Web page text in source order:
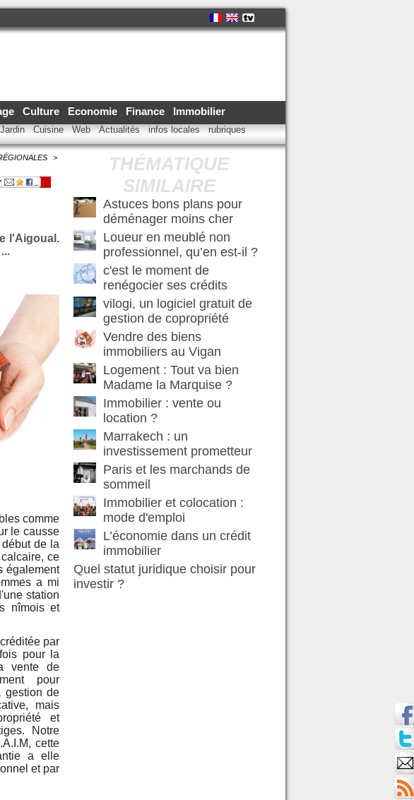
Culture Economie Finance Immobilier
Jardin Cuisine Web Actualités infos locales rubriques
>
l'Aigoual.
comme
le causse
de la
ce
également
a mi
station
nîmois et
par
pour la
vente de
pour
gestion de
mais
et
Notre
cette
a elle
et par
THÉMATIQUE
SIMILAIRE
Astuces bons plans pour
déménager moins cher
Loueur en meublé non
professionnel, qu’en est-il ?
c'est le moment de
renégocier ses crédits
vilogi, un logiciel gratuit de
gestion de copropriété
Vendre des biens
immobiliers au Vigan
Logement : Tout va bien
Madame la Marquise ?
Immobilier : vente ou
location ?
Marrakech : un
investissement prometteur
Paris et les marchands de
sommeil
Immobilier et colocation :
mode d'emploi
L’économie dans un crédit
immobilier
Quel statut juridique choisir pour
investir ?